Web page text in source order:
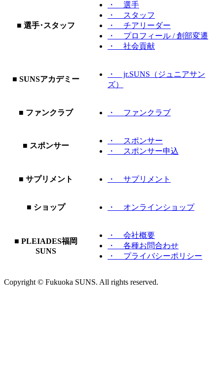
■ 選手･スタッフ
・ 選手
・ スタッフ
・ チアリーダー
・ プロフィール / 創部変遷
・ 社会貢献
■ SUNSアカデミー
・ jr.SUNS（ジュニアサン
ズ）
■ ファンクラブ ・ ファンクラブ
■ スポンサー
・ スポンサー
・ スポンサー申込
■ サプリメント ・ サプリメント
■ ショップ ・ オンラインショップ
■ PLEIADES福岡
SUNS
・ 会社概要
・ 各種お問合わせ
・ プライバシーポリシー
Copyright © Fukuoka SUNS. All rights reserved.